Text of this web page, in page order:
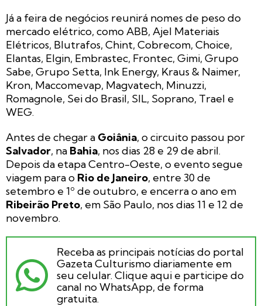
Já a feira de negócios reunirá nomes de peso do
mercado elétrico, como ABB, Ajel Materiais
Elétricos, Blutrafos, Chint, Cobrecom, Choice,
Elantas, Elgin, Embrastec, Frontec, Gimi, Grupo
Sabe, Grupo Setta, Ink Energy, Kraus & Naimer,
Kron, Maccomevap, Magvatech, Minuzzi,
Romagnole, Sei do Brasil, SIL, Soprano, Trael e
WEG.
Antes de chegar a Goiânia, o circuito passou por
Salvador, na Bahia, nos dias 28 e 29 de abril.
Depois da etapa Centro-Oeste, o evento segue
viagem para o Rio de Janeiro, entre 30 de
setembro e 1º de outubro, e encerra o ano em
Ribeirão Preto, em São Paulo, nos dias 11 e 12 de
novembro.
Receba as principais notícias do portal
Gazeta Culturismo diariamente em
seu celular. Clique aqui e participe do
canal no WhatsApp, de forma
gratuita.